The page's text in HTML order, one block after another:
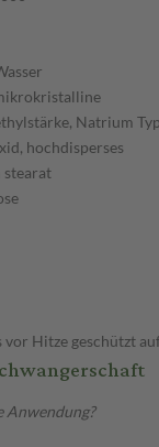
Natrium
hochdisperses
stearat
Hitze geschützt
Anwendung?